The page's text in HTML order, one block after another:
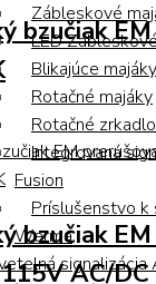
Zábleskové
LED
Blikajúce majáky
Rotačné majáky
Rotačné
Integrovaná
Fusion
Príslušenstvo k
Werma
signalizácia
bzučiak
bzučiak
AC/DC